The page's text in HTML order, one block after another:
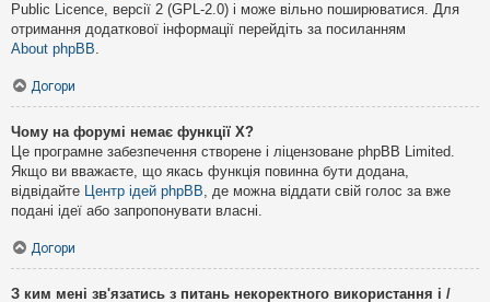
Public Licence, версії 2 (GPL-2.0) і може вільно поширюватися. Для
отримання додаткової інформації перейдіть за посиланням
About phpBB.
Догори
Чому на форумі немає функції X?
Це програмне забезпечення створене і ліцензоване phpBB Limited.
Якщо ви вважаєте, що якась функція повинна бути додана,
відвідайте Центр ідей phpBB, де можна віддати свій голос за вже
подані ідеї або запропонувати власні.
Догори
З ким мені зв'язатись з питань некоректного використання і /